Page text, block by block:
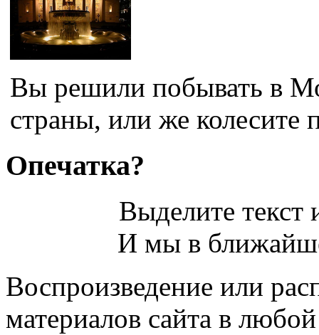
Вы решили побывать в
страны, или же колесите
Опечатка?
Выделите
И мы в
Воспроизведение или
материалов сайта в